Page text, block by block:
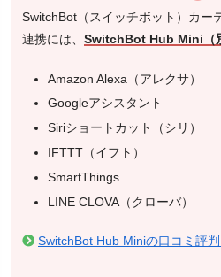
SwitchBot（スイッチボット）カー
連携には、 SwitchBot Hub Mini（
Amazon Alexa（アレクサ）
Googleアシスタント
Siriショートカット（シリ）
IFTTT（イフト）
SmartThings
LINE CLOVA（クローバ）
SwitchBot Hub Miniの口コミ評